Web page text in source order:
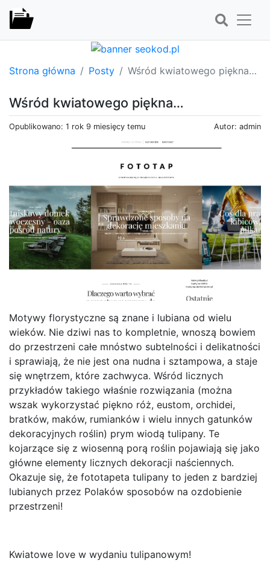
Strona główna Posty Wśród kwiatowego piękna…
Wśród kwiatowego piękna…
Opublikowano: 1 rok 9 miesięcy temu Autor: admin
Motywy florystyczne są znane i lubiana od wielu
wieków. Nie dziwi nas to kompletnie, wnoszą bowiem
do przestrzeni całe mnóstwo subtelności i delikatności
i sprawiają, że nie jest ona nudna i sztampowa, a staje
się wnętrzem, które zachwyca. Wśród licznych
przykładów takiego właśnie rozwiązania (można
wszak wykorzystać piękno róż, eustom, orchidei,
bratków, maków, rumianków i wielu innych gatunków
dekoracyjnych roślin) prym wiodą tulipany. Te
kojarzące się z wiosenną porą roślin pojawiają się jako
główne elementy licznych dekoracji naściennych.
Okazuje się, że fototapeta tulipany to jeden z bardziej
lubianych przez Polaków sposobów na ozdobienie
przestrzeni!
Kwiatowe love w wydaniu tulipanowym!